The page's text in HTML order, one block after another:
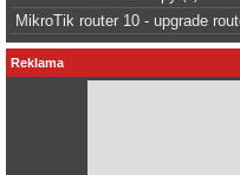
MikroTik router 10 - upgrade
Reklama